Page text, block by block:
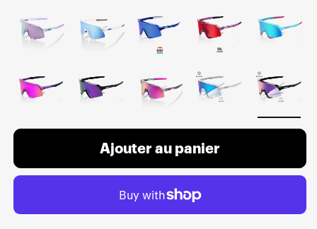
Ajouter au panier